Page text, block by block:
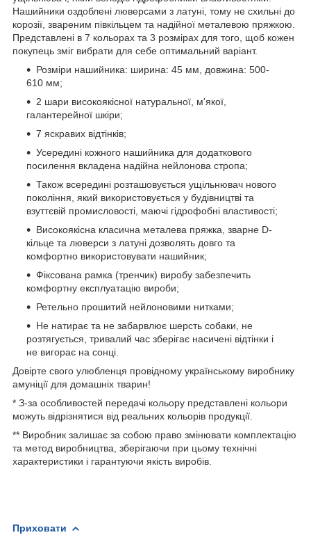
Нашийники оздоблені люверсами з латуні, тому не схильні до
корозії, звареним півкільцем та надійної металевою пряжкою.
Представлені в 7 кольорах та 3 розмірах для того, щоб кожен
покупець зміг вибрати для себе оптимальний варіант.
Розміри нашийника: ширина: 45 мм, довжина: 500-
610 мм;
2 шари високоякісної натуральної, м'якої,
галантерейної шкіри;
7 яскравих відтінків;
Усередині кожного нашийника для додаткового
посилення вкладена надійна нейлонова стропа;
Також всередині розташовується ущільнювач нового
покоління, який використовується у будівництві та
взуттєвій промисловості, маючі гідрофобні властивості;
Високоякісна класична металева пряжка, зварне D-
кільце та люверси з латуні дозволять довго та
комфортно використовувати нашийник;
Фіксована рамка (тренчик) виробу забезпечить
комфортну експлуатацію вироби;
Ретельно прошитий нейлоновими нитками;
Не натирає та не забарвлює шерсть собаки, не
розтягується, тривалий час зберігає насичені відтінки і
не вигорає на сонці.
Довірте свого улюбленця провідному українському виробнику
амуніції для домашніх тварин!
* З-за особливостей передачі кольору представлені кольори
можуть відрізнятися від реальних кольорів продукції.
** Виробник залишає за собою право змінювати комплектацію
та метод виробництва, зберігаючи при цьому технічні
характеристики і гарантуючи якість виробів.
Приховати